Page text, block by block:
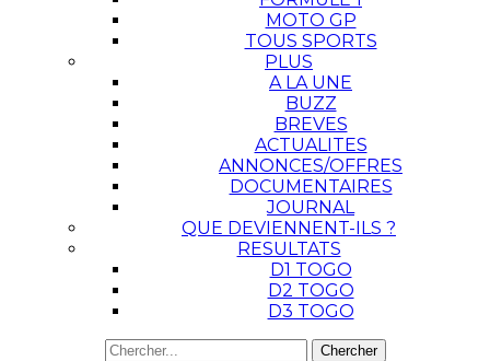
MOTO GP
TOUS SPORTS
PLUS
A LA UNE
BUZZ
BREVES
ACTUALITES
ANNONCES/OFFRES
DOCUMENTAIRES
JOURNAL
QUE DEVIENNENT-ILS ?
RESULTATS
D1 TOGO
D2 TOGO
D3 TOGO